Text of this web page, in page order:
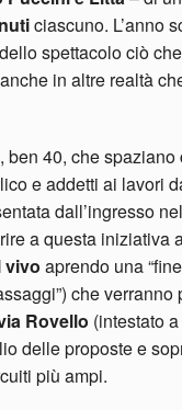
ciascuno. L’anno
spettacolo ciò
in altre realtà
ben 40, che spaziano
e addetti ai lavori
dall’ingresso
a questa iniziativa
vivo aprendo una
che
Rovello (intestato
delle proposte e
più ampi.